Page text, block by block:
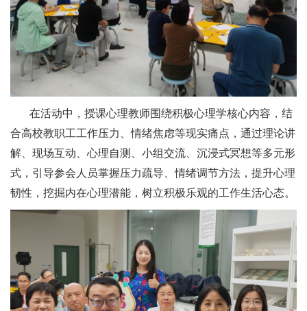
在活动中，授课心理教师围绕积极心理学核心内容，结
合高校教职工工作压力、情绪焦虑等现实痛点，通过理论讲
解、现场互动、心理自测、小组交流、沉浸式冥想等多元形
式，引导参会人员掌握压力疏导、情绪调节方法，提升心理
韧性，挖掘内在心理潜能，树立积极乐观的工作生活心态。